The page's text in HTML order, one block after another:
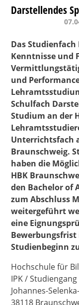
Darstellendes
Das
Kenntnisse und
und
Schulfach
Studium an der
Unterrichtsfach
Braunschweig.
haben die
HBK
den Bachelor of
zum Abschluss
weitergeführt
eine
Studienbeginn
Hochschule für
IPK /
Johannes-
38118